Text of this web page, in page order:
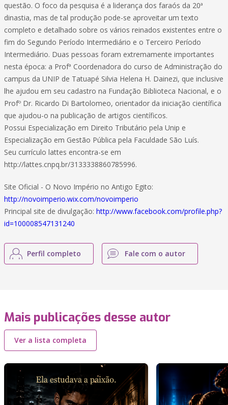
questão. O foco da pesquisa é a liderança dos faraós da 20ª
dinastia, mas de tal produção pode-se aproveitar um texto
completo e detalhado sobre os vários reinados existentes entre o
fim do Segundo Período Intermediário e o Terceiro Período
Intermediário. Duas pessoas foram extremamente importantes
nesta época: a Profª Coordenadora do curso de Administração do
campus da UNIP de Tatuapé Silvia Helena H. Dainezi, que inclusive
lhe ajudou em seu cadastro na Fundação Biblioteca Nacional, e o
Profº Dr. Ricardo Di Bartolomeo, orientador da iniciação científica
que ajudou-o na publicação de artigos científicos.
Possui Especialização em Direito Tributário pela Unip e
Especialização em Gestão Pública pela Faculdade São Luís.
Seu currículo lattes encontra-se em
http://lattes.cnpq.br/3133338860785996.
Site Oficial - O Novo Império no Antigo Egito:
http://novoimperio.wix.com/novoimperio
Principal site de divulgação: http://www.facebook.com/profile.php?
id=100008547131240
Perfil completo Fale com o autor
Mais publicações desse autor
Ver a lista completa